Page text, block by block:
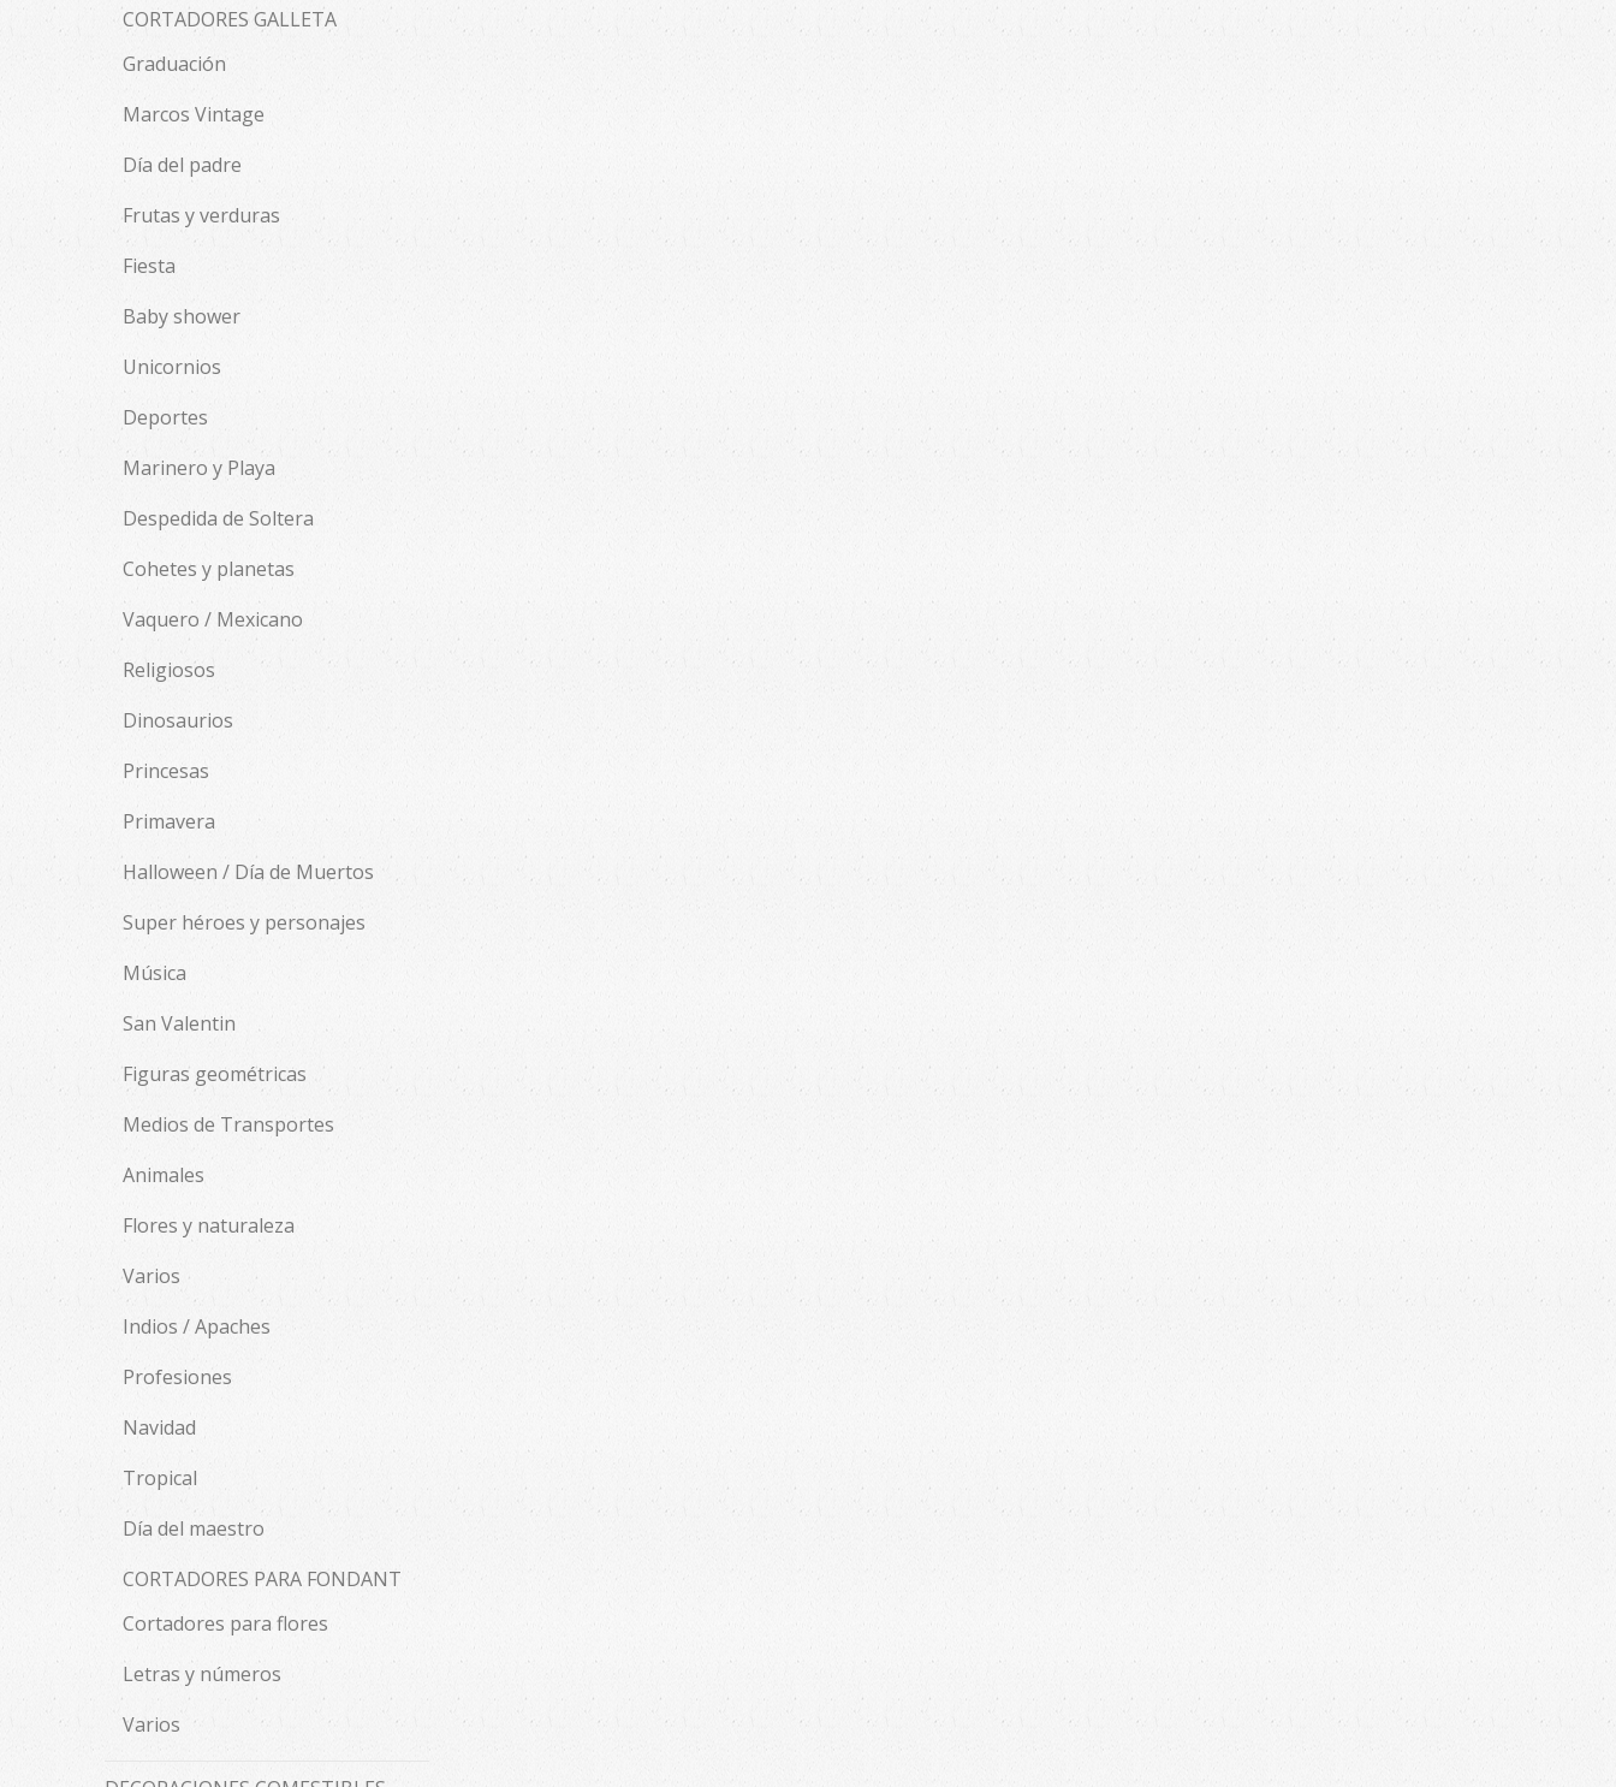
CORTADORES GALLETA
Graduación
Marcos Vintage
Día del padre
Frutas y verduras
Fiesta
Baby shower
Unicornios
Deportes
Marinero y Playa
Despedida de Soltera
Cohetes y planetas
Vaquero / Mexicano
Religiosos
Dinosaurios
Princesas
Primavera
Halloween / Día de Muertos
Super héroes y personajes
Música
San Valentin
Figuras geométricas
Medios de Transportes
Animales
Flores y naturaleza
Varios
Indios / Apaches
Profesiones
Navidad
Tropical
Día del maestro
CORTADORES PARA FONDANT
Cortadores para flores
Letras y números
Varios